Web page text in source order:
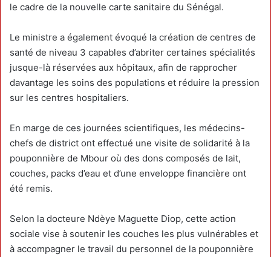
le cadre de la nouvelle carte sanitaire du Sénégal.
Le ministre a également évoqué la création de centres de
santé de niveau 3 capables d’abriter certaines spécialités
jusque-là réservées aux hôpitaux, afin de rapprocher
davantage les soins des populations et réduire la pression
sur les centres hospitaliers.
En marge de ces journées scientifiques, les médecins-
chefs de district ont effectué une visite de solidarité à la
pouponnière de Mbour où des dons composés de lait,
couches, packs d’eau et d’une enveloppe financière ont
été remis.
Selon la docteure Ndèye Maguette Diop, cette action
sociale vise à soutenir les couches les plus vulnérables et
à accompagner le travail du personnel de la pouponnière